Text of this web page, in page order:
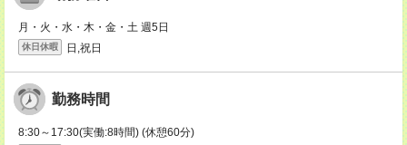
月・火・水・木・金・土 週5日
休日休暇 日,祝日
勤務時間
8:30～17:30(実働:8時間) (休憩60分)